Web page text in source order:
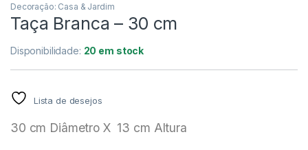
Decoração: Casa & Jardim
Taça Branca – 30 cm
Disponibilidade: 20 em stock
Lista de desejos
30 cm Diâmetro X 13 cm Altura